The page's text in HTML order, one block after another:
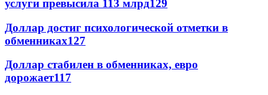
услуги превысила 113 млрд129
Доллар достиг психологической отметки в
обменниках127
Доллар стабилен в обменниках, евро
дорожает117